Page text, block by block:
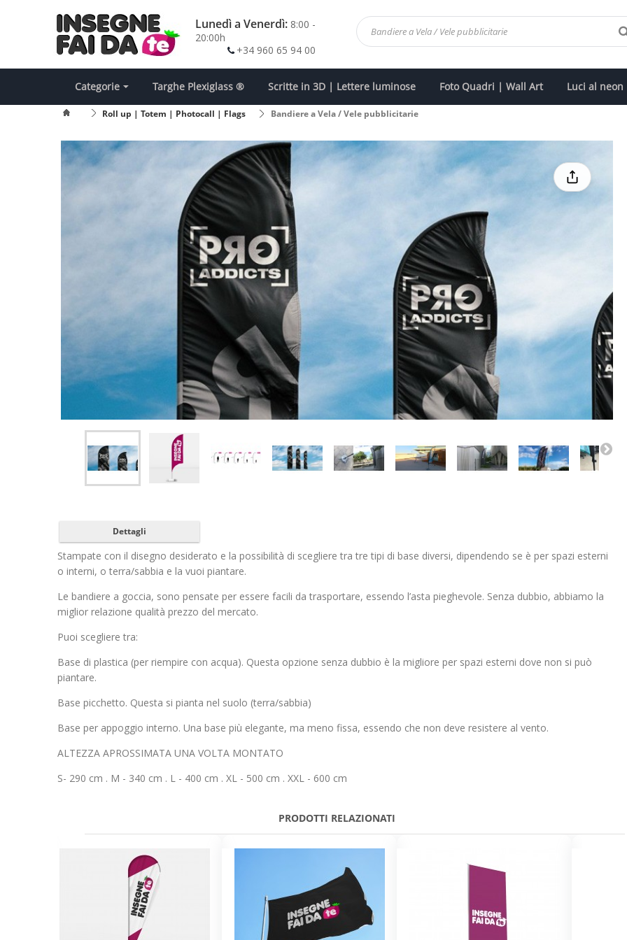
Lunedì a Venerdì: 8:00 -
20:00h
+34 960 65 94 00
Categorie Targhe Plexiglass ® Scritte in 3D | Lettere luminose Foto Quadri | Wall Art Luci al neon
Roll up | Totem | Photocall | Flags Bandiere a Vela / Vele pubblicitarie
Comment mettre le texte sur Comment changer la
Dettagli
Stampate con il disegno desiderato e la possibilità di scegliere tra tre tipi di base diversi, dipendendo se è per spazi esterni
o interni, o terra/sabbia e la vuoi piantare.
Le bandiere a goccia, sono pensate per essere facili da trasportare, essendo l’asta pieghevole. Senza dubbio, abbiamo la
miglior relazione qualità prezzo del mercato.
Puoi scegliere tra:
Base di plastica (per riempire con acqua). Questa opzione senza dubbio è la migliore per spazi esterni dove non si può
piantare.
Base picchetto. Questa si pianta nel suolo (terra/sabbia)
Base per appoggio interno. Una base più elegante, ma meno fissa, essendo che non deve resistere al vento.
ALTEZZA APROSSIMATA UNA VOLTA MONTATO
S- 290 cm . M - 340 cm . L - 400 cm . XL - 500 cm . XXL - 600 cm
PRODOTTI RELAZIONATI